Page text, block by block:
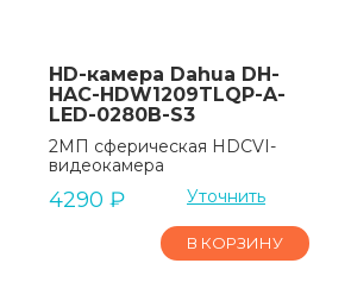
HD-камера Dahua DH-
HAC-HDW1209TLQP-A-
LED-0280B-S3
2МП сферическая HDCVI-
видеокамера
4290 ₽ Уточнить
В КОРЗИНУ